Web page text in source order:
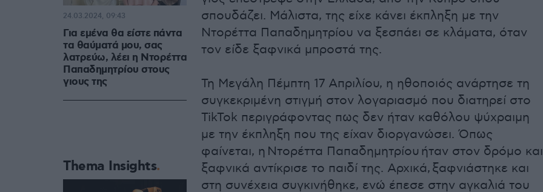
σπουδάζει. Μάλιστα, της είχε κάνει έκπληξη με την
Ντορέττα Παπαδημητρίου να ξεσπάει σε κλάματα, όταν
τον είδε ξαφνικά μπροστά της.
Τη Μεγάλη Πέμπτη 17 Απριλίου, η ηθοποιός ανάρτησε τη
συγκεκριμένη στιγμή στον λογαριασμό που διατηρεί στο
TikTok περιγράφοντας πως δεν ήταν καθόλου ψύχραιμη
με την έκπληξη που της είχαν διοργανώσει. Όπως
φαίνεται, η Ντορέττα Παπαδημητρίου ήταν στον δρόμο και
ξαφνικά αντίκρισε το παιδί της. Αρχικά, ξαφνιάστηκε και
στη συνέχεια συγκινήθηκε, ενώ έπεσε στην αγκαλιά του
Για εμένα θα είστε πάντα
τα θαύματά μου, σας
λατρεύω, λέει η Ντορέττα
Παπαδημητρίου στους
γιους της
24.03.2024, 09:43
Thema Insights